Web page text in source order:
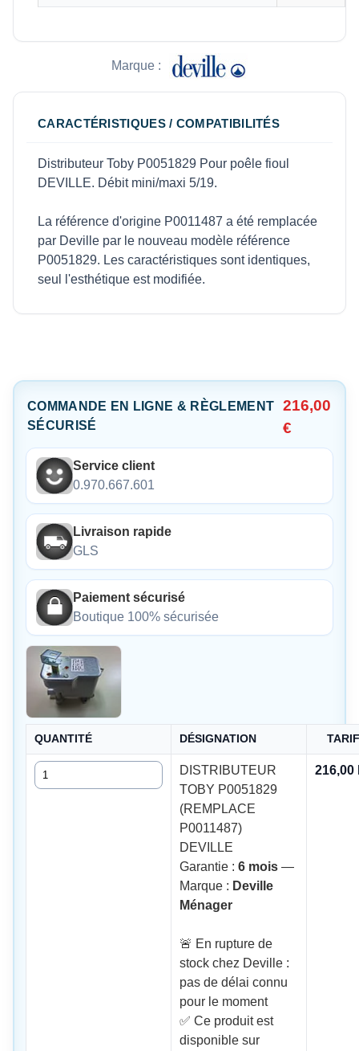
Marque :
CARACTÉRISTIQUES / COMPATIBILITÉS
Distributeur Toby P0051829 Pour poêle fioul
DEVILLE. Débit mini/maxi 5/19.
La référence d'origine P0011487 a été remplacée
par Deville par le nouveau modèle référence
P0051829. Les caractéristiques sont identiques,
seul l'esthétique est modifiée.
COMMANDE EN LIGNE & RÈGLEMENT
SÉCURISÉ
216,00
€
Service client
0.970.667.601
Livraison rapide
GLS
Paiement sécurisé
Boutique 100% sécurisée
QUANTITÉ DÉSIGNATION
Quantité
DISTRIBUTEUR
TOBY P0051829
(REMPLACE
P0011487)
DEVILLE
Garantie : 6 mois—
Marque : Deville
Ménager
🚨 En rupture de
stock chez Deville :
pas de délai connu
pour le moment
✅ Ce produit est
disponible sur
216,00